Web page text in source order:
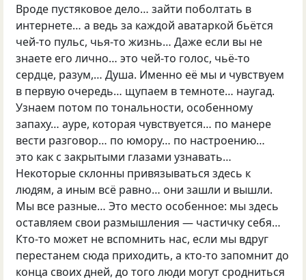
Вроде пустяковое дело… зайти поболтать в
интернете… а ведь за каждой аватаркой бьётся
чей-то пульс, чья-то жизнь… Даже если вы не
знаете его лично… это чей-то голос, чьё-то
сердце, разум,… Душа. Именно её мы и чувствуем
в первую очередь… щупаем в темноте… наугад.
Узнаем потом по тональности, особенному
запаху… ауре, которая чувствуется… по манере
вести разговор… по юмору… по настроению…
это как с закрытыми глазами узнавать…
Некоторые склонны привязываться здесь к
людям, а иным всё равно… они зашли и вышли.
Мы все разные… Это место особенное: мы здесь
оставляем свои размышления — частичку себя…
Кто-то может не вспомнить нас, если мы вдруг
перестанем сюда приходить, а кто-то запомнит до
конца своих дней, до того люди могут сродниться